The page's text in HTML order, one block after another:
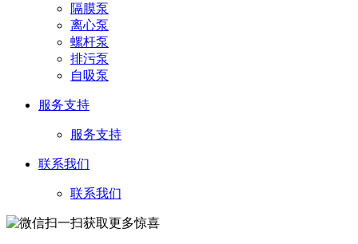
隔膜泵
离心泵
螺杆泵
排污泵
自吸泵
服务支持
服务支持
联系我们
联系我们